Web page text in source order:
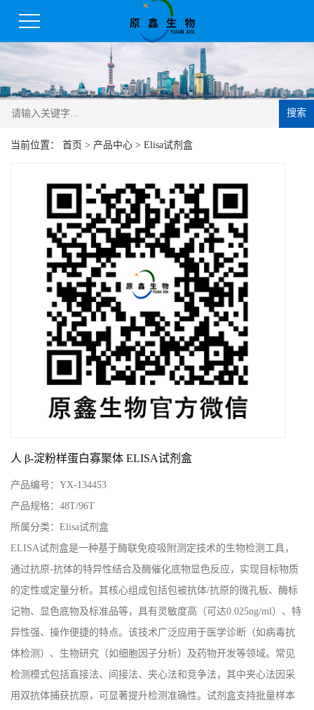
搜索
当前位置： 首页 > 产品中心 > Elisa试剂盒
人 β-淀粉样蛋白寡聚体 ELISA试剂盒
产品编号： YX-134453
产品规格： 48T/96T
所属分类： Elisa试剂盒
ELISA试剂盒是一种基于酶联免疫吸附测定技术的生物检测工具，
通过抗原-抗体的特异性结合及酶催化底物显色反应，实现目标物质
的定性或定量分析。其核心组成包括包被抗体/抗原的微孔板、酶标
记物、显色底物及标准品等，具有灵敏度高（可达0.025ng/ml）、特
异性强、操作便捷的特点。该技术广泛应用于医学诊断（如病毒抗
体检测）、生物研究（如细胞因子分析）及药物开发等领域。常见
检测模式包括直接法、间接法、夹心法和竞争法，其中夹心法因采
用双抗体捕获抗原，可显著提升检测准确性。试剂盒支持批量样本